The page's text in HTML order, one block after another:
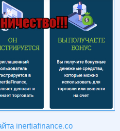
inertiafinance.co